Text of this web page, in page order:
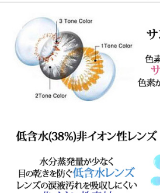
レンズ２枚/レンズケース/説明書
使用期限
６ヶ月～１年間
(使用頻度・使用方法により異なりま
製造国
韓国 (KFDA認定)
ご案内 個人輸入扱いとなります。 (必読)
御注意下さい
■使用に際しては、使用説明書をよくお読みくだ
■連続してご使用の際は４時間おきに一度コンタ